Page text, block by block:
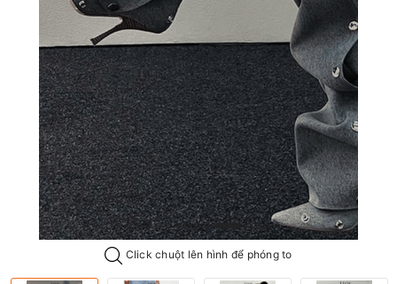
Click chuột lên hình để phóng to